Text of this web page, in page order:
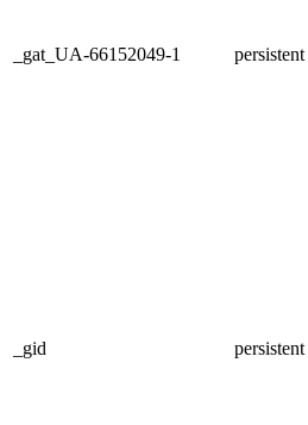
_gat_UA-66152049-1 persistent
_gid persistent